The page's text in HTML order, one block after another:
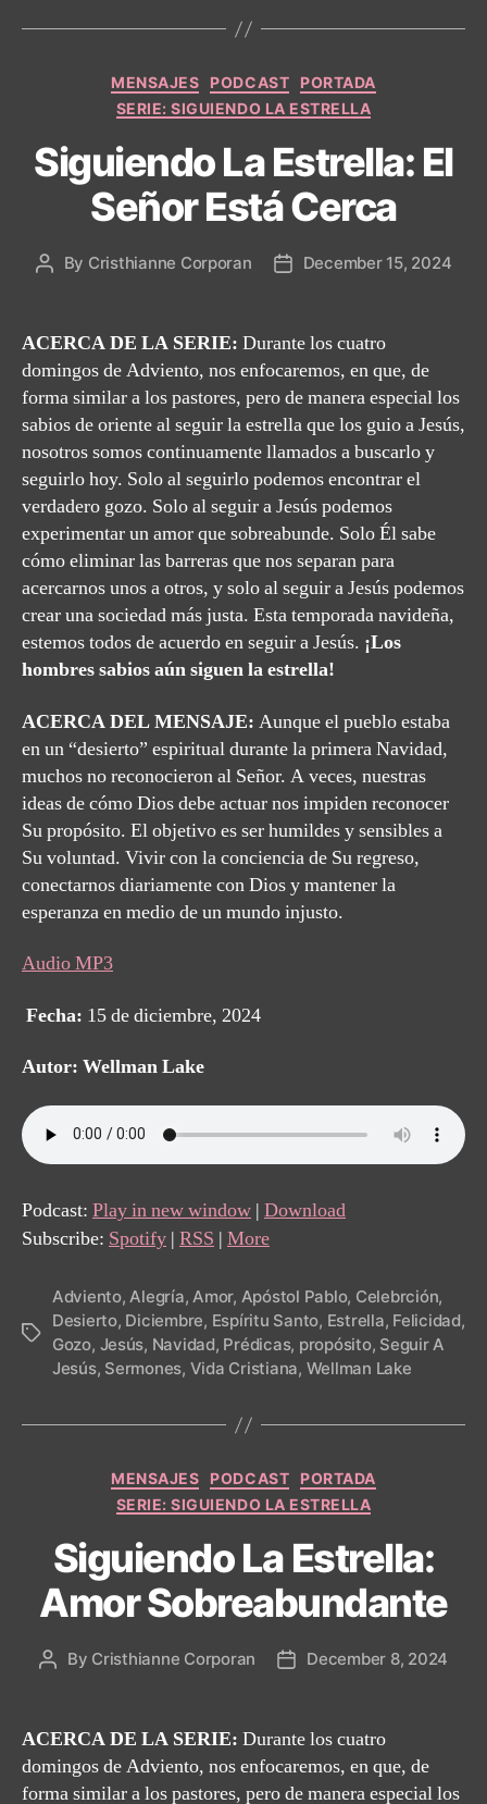
Categories
MENSAJES PODCAST
PORTADA
SERIE: SIGUIENDO LA ESTRELLA
Siguiendo La Estrella: El
Señor Está Cerca
Post
By Cristhianne Corporan
PostDecember 15, 2024
ACERCA DE LA SERIE: Durante los cuatro
domingos de Adviento, nos enfocaremos, en que, de
forma similar a los pastores, pero de manera especial los
sabios de oriente al seguir la estrella que los guio a Jesús,
nosotros somos continuamente llamados a buscarlo y
seguirlo hoy. Solo al seguirlo podemos encontrar el
verdadero gozo. Solo al seguir a Jesús podemos
experimentar un amor que sobreabunde. Solo Él sabe
cómo eliminar las barreras que nos separan para
acercarnos unos a otros, y solo al seguir a Jesús podemos
crear una sociedad más justa. Esta temporada navideña,
estemos todos de acuerdo en seguir a Jesús. ¡Los
hombres sabios aún siguen la estrella!
ACERCA DEL MENSAJE: Aunque el pueblo estaba
en un “desierto” espiritual durante la primera Navidad,
muchos no reconocieron al Señor. A veces, nuestras
ideas de cómo Dios debe actuar nos impiden reconocer
Su propósito. El objetivo es ser humildes y sensibles a
Su voluntad. Vivir con la conciencia de Su regreso,
conectarnos diariamente con Dios y mantener la
esperanza en medio de un mundo injusto.
Audio MP3
Fecha: 15 de diciembre, 2024
Autor: Wellman Lake
Podcast: Play in new window | Download
Subscribe: Spotify | RSS | More
Tags
Adviento,Alegría,Amor, Apóstol Pablo, Celebrción,
Desierto, Diciembre, Espíritu Santo, Estrella, Felicidad,
Gozo, Jesús, Navidad, Prédicas, propósito, Seguir A
Jesús, Sermones, Vida Cristiana, Wellman Lake
Categories
MENSAJES PODCAST
PORTADA
SERIE: SIGUIENDO LA ESTRELLA
Siguiendo La Estrella:
Amor Sobreabundante
Post
By Cristhianne Corporan
PostDecember 8, 2024
ACERCA DE LA SERIE: Durante los cuatro
domingos de Adviento, nos enfocaremos, en que, de
forma similar a los pastores, pero de manera especial los